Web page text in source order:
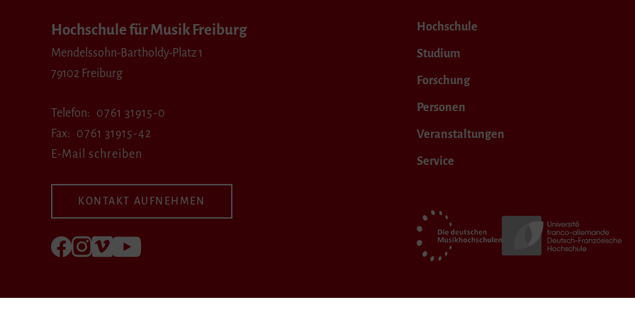
Hochschule für Musik Freiburg
Mendelssohn-Bartholdy-Platz 1
79102 Freiburg
Telefon
0761 31915-0
Fax
0761 31915-42
E-Mail schreiben
KONTAKT AUFNEHMEN
Folgen Sie uns auf Facebook
Folgen Sie uns auf Instagram
Besuchen Sie uns bei Vimeo
Hochschule
Studium
Forschung
Personen
Veranstaltungen
Service